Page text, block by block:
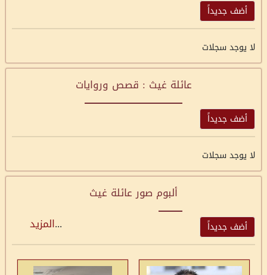
أضف جديداً
لا يوجد سجلات
عائلة غيث : قصص وروايات
أضف جديداً
لا يوجد سجلات
ألبوم صور عائلة غيث
أضف جديداً ...المزيد